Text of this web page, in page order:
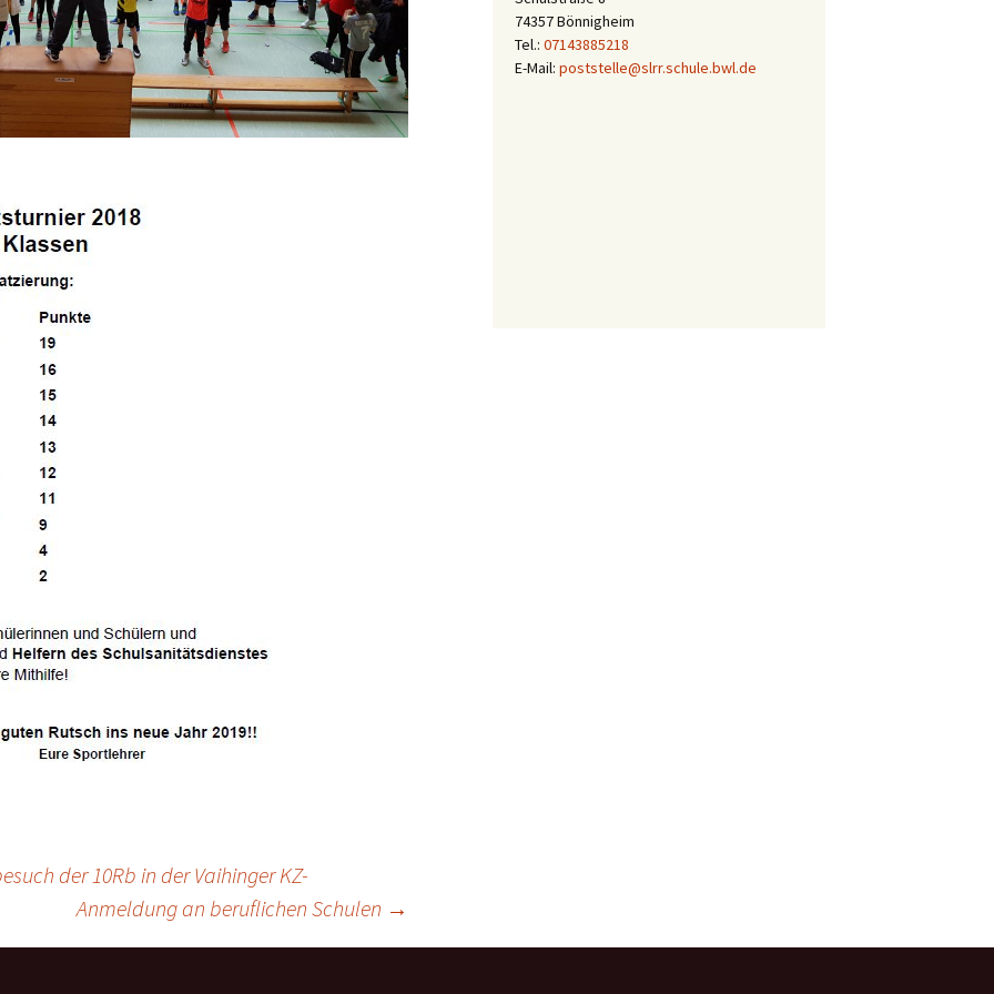
Schach AG
Tanz AG
der 10Rb in der Vaihinger KZ-
Anmeldung an beruflichen Schulen →
74357 Bönnigheim
Tel.: 07143885218
E-Mail: poststelle@slrr.schule.bwl.de